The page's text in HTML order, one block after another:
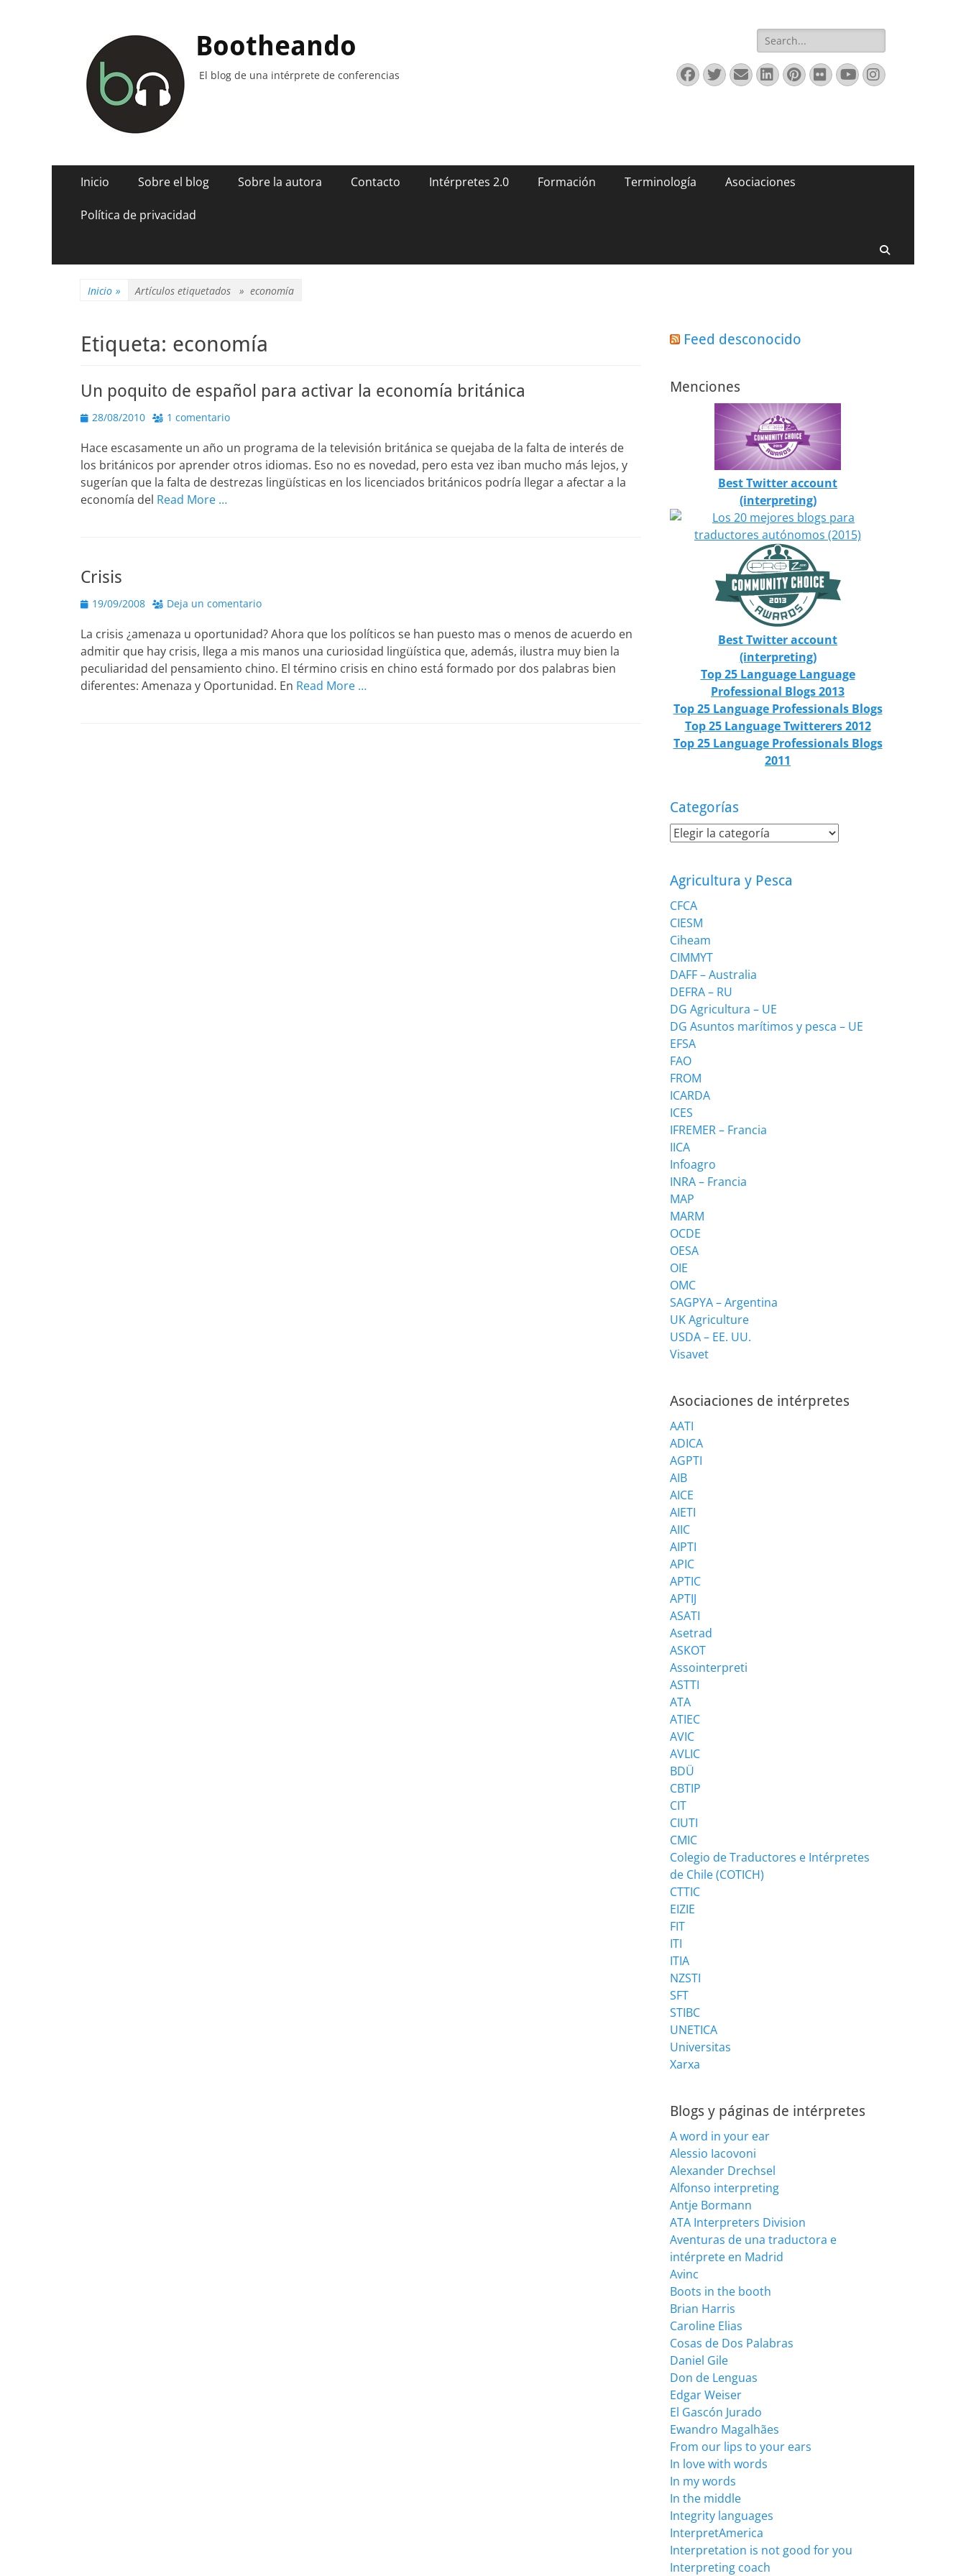
Bootheando
El blog de una intérprete de conferencias
Buscar:
Facebook
Twitter
Correo
electrónico
LinkedIn
Pinterest
FlickrYouTube
Instagram
Menú
Saltar
contenido
Inicio Sobre el blog Sobre la autora Contacto Intérpretes 2.0 Formación Terminología Asociaciones
Política de privacidad
Inicio » Artículos etiquetados » economía
Etiqueta: economía
Un poquito de español para activar la economía británica
Publicado
28/08/2010 1 comentario
Hace escasamente un año un programa de la televisión británica se quejaba de la falta de interés de
los británicos por aprender otros idiomas. Eso no es novedad, pero esta vez iban mucho más lejos, y
sugerían que la falta de destrezas lingüísticas en los licenciados británicos podría llegar a afectar a la
economía del Read More …
Crisis
Publicado
19/09/2008 Deja un comentario
La crisis ¿amenaza u oportunidad? Ahora que los políticos se han puesto mas o menos de acuerdo en
admitir que hay crisis, llega a mis manos una curiosidad lingüística que, además, ilustra muy bien la
peculiaridad del pensamiento chino. El término crisis en chino está formado por dos palabras bien
diferentes: Amenaza y Oportunidad. En Read More …
Feed desconocido
Menciones
Best Twitter account
(interpreting)
Best Twitter account
(interpreting)
Top 25 Language Language
Professional Blogs 2013
Top 25 Language Professionals Blogs
Top 25 Language Twitterers 2012
Top 25 Language Professionals Blogs
2011
Categorías
Categorías
Agricultura y Pesca
CFCA
CIESM
Ciheam
CIMMYT
DAFF – Australia
DEFRA – RU
DG Agricultura – UE
DG Asuntos marítimos y pesca – UE
EFSA
FAO
FROM
ICARDA
ICES
IFREMER – Francia
IICA
Infoagro
INRA – Francia
MAP
MARM
OCDE
OESA
OIE
OMC
SAGPYA – Argentina
UK Agriculture
USDA – EE. UU.
Visavet
Asociaciones de intérpretes
AATI
ADICA
AGPTI
AIB
AICE
AIETI
AIIC
AIPTI
APIC
APTIC
APTIJ
ASATI
Asetrad
ASKOT
Assointerpreti
ASTTI
ATA
ATIEC
AVIC
AVLIC
BDÜ
CBTIP
CIT
CIUTI
CMIC
Colegio de Traductores e Intérpretes
de Chile (COTICH)
CTTIC
EIZIE
FIT
ITI
ITIA
NZSTI
SFT
STIBC
UNETICA
Universitas
Xarxa
Blogs y páginas de intérpretes
A word in your ear
Alessio Iacovoni
Alexander Drechsel
Alfonso interpreting
Antje Bormann
ATA Interpreters Division
Aventuras de una traductora e
intérprete en Madrid
Avinc
Boots in the booth
Brian Harris
Caroline Elias
Cosas de Dos Palabras
Daniel Gile
Don de Lenguas
Edgar Weiser
El Gascón Jurado
Ewandro Magalhães
From our lips to your ears
In love with words
In my words
In the middle
Integrity languages
InterpretAmerica
Interpretation is not good for you
Interpreting coach